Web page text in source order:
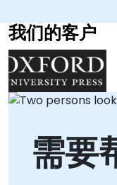
题。或者，我们
供现场咨询，使
共同应对特定挑
认为是首屈一指
迅速成为寻求结
择。NobleProg
们专注于建立以
心的稳健控制机
持全面可见性和
模式，我们将您
环境。这种互动
的实时协作，
——并根据您的具体
咨询中，
我们的客户
需要